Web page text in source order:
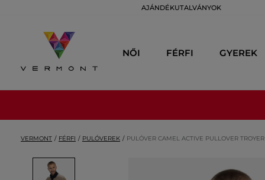
AJÁNDÉKUTALVÁNYOK
NŐI FÉRFI GYEREK
VERMONT FÉRFI PULÓVEREK PULÓVER CAMEL ACTIVE PULLOVER TROYER